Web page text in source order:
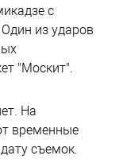
с
Один из ударов
"Москит".
На
временные
съемок.